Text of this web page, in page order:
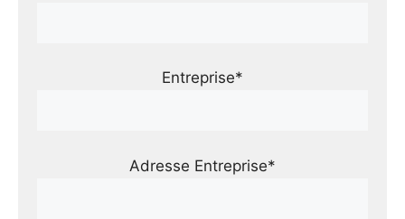
Entreprise*
Adresse Entreprise*